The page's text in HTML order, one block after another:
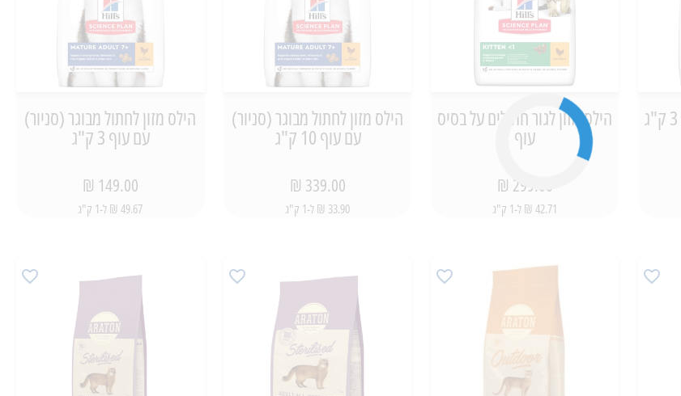
הילס מזון לגור חתולים על בסיס
עוף
299.00 ₪
42.71 ₪ ל-1 ק"ג
הילס מזון לחתול מבוגר (סניור)
עם עוף 10 ק"ג
339.00 ₪
33.90 ₪ ל-1 ק"ג
הילס מזון לחתול מבוגר (סניור)
עם עוף 3 ק"ג
149.00 ₪
49.67 ₪ ל-1 ק"ג